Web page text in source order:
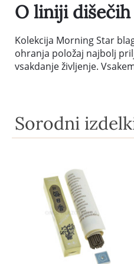
O liniji
Kolekcija Morning Star
ohranja položaj najbolj
vsakdanje življenje.
Sorodni